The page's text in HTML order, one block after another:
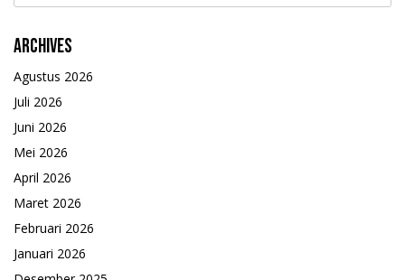
Archives
Agustus 2026
Juli 2026
Juni 2026
Mei 2026
April 2026
Maret 2026
Februari 2026
Januari 2026